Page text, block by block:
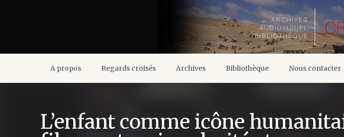
A propos Regards croisés Archives Bibliothèque Nous contacter
L’enfant comme icône